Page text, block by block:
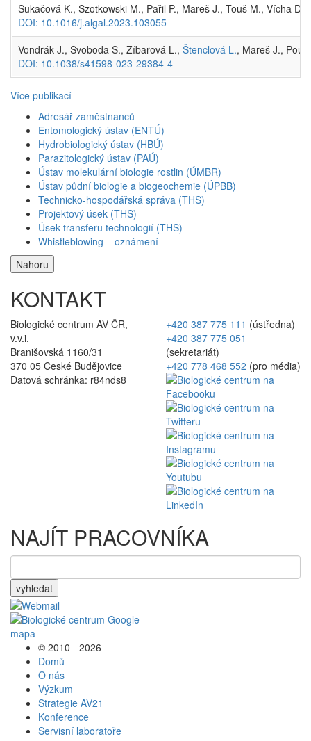
Sukačová K., Szotkowski M., Pařil P., Mareš J., Touš M., Vícha
DOI: 10.1016/j.algal.2023.103055
Vondrák J., Svoboda S., Zíbarová L., Štenclová L., Mareš J.,
DOI: 10.1038/s41598-023-29384-4
Více publikací
Adresář zaměstnanců
Entomologický ústav (ENTÚ)
Hydrobiologický ústav (HBÚ)
Parazitologický ústav (PAÚ)
Ústav molekulární biologie rostlin (ÚMBR)
Ústav půdní biologie a biogeochemie (ÚPBB)
Technicko-hospodářská správa (THS)
Projektový úsek (THS)
Úsek transferu technologií (THS)
Whistleblowing – oznámení
Nahoru
KONTAKT
Biologické centrum AV ČR,
v.v.i.
Branišovská 1160/31
370 05 České Budějovice
Datová schránka: r84nds8
+420 387 775 111 (ústředna)
+420 387 775 051
(sekretariát)
+420 778 468 552 (pro média)
NAJÍT PRACOVNÍKA
vyhledat
© 2010 - 2026
Domů
O nás
Výzkum
Strategie AV21
Konference
Servisní laboratoře